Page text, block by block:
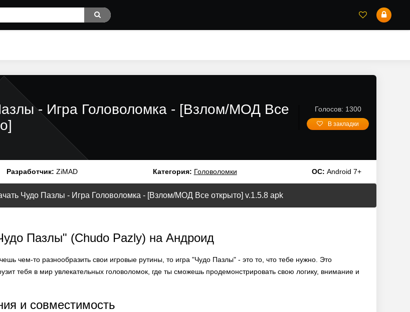
- Игра Головоломка - [Взлом/МОД Все
Голосов: 1300
В закладки
Разработчик: ZiMAD Категория: Головоломки ОС: Android 7+
Чудо Пазлы - Игра Головоломка - [Взлом/МОД Все открыто] v.1.5.8 apk
Пазлы" (Chudo Pazly) на Андроид
чем-то разнообразить свои игровые рутины, то игра "Чудо Пазлы" - это то, что тебе нужно. Это
тебя в мир увлекательных головоломок, где ты сможешь продемонстрировать свою логику, внимание и
и совместимость